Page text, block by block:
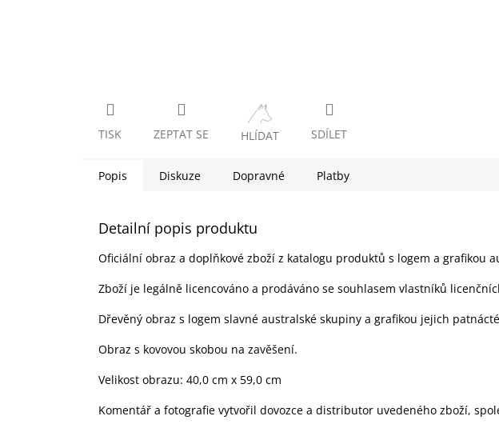
TISK ZEPTAT SE HLÍDAT SDÍLET
Popis Diskuze Dopravné Platby
Detailní popis produktu
Oficiální obraz a doplňkové zboží z katalogu produktů s logem a grafikou
Zboží je legálně licencováno a prodáváno se souhlasem vlastníků
Dřevěný obraz s logem slavné australské skupiny a grafikou jejich
Obraz s kovovou skobou na zavěšení.
Velikost obrazu: 40,0 cm x 59,0 cm
Komentář a fotografie vytvořil dovozce a distributor uvedeného zboží,